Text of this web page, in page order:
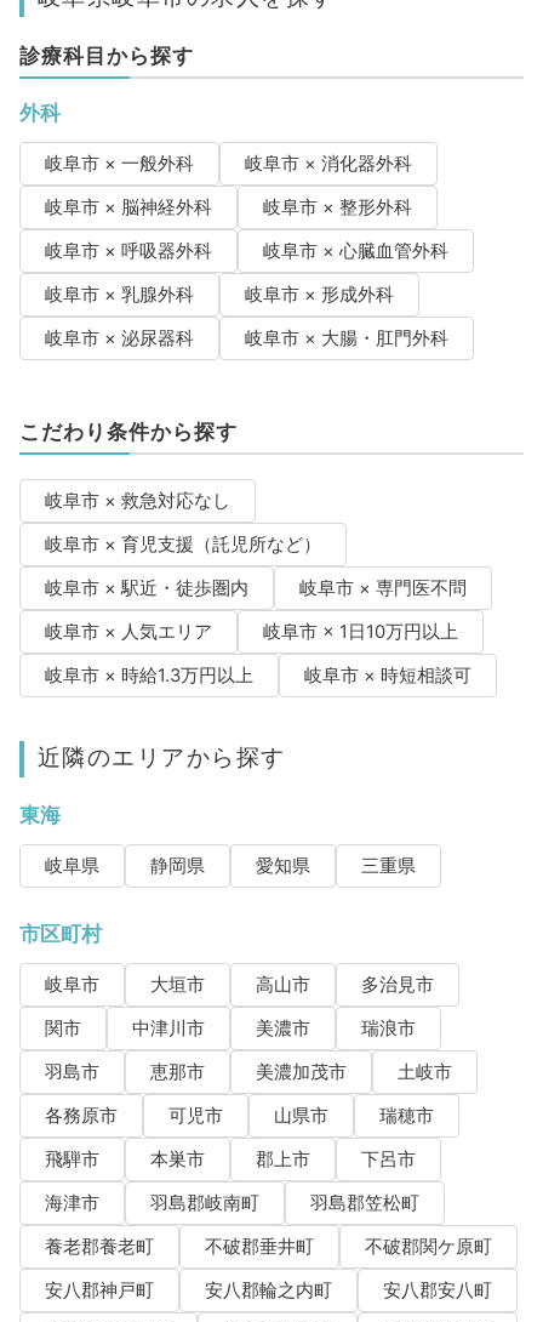
診療科目から探す
外科
岐阜市 × 一般外科
岐阜市 × 消化器外科
岐阜市 × 脳神経外科
岐阜市 × 整形外科
岐阜市 × 呼吸器外科
岐阜市 × 心臓血管外科
岐阜市 × 乳腺外科
岐阜市 × 形成外科
岐阜市 × 泌尿器科
岐阜市 × 大腸・肛門外科
こだわり条件から探す
岐阜市 × 救急対応なし
岐阜市 × 育児支援（託児所など）
岐阜市 × 駅近・徒歩圏内
岐阜市 × 専門医不問
岐阜市 × 人気エリア
岐阜市 × 1日10万円以上
岐阜市 × 時給1.3万円以上
岐阜市 × 時短相談可
近隣のエリアから探す
東海
岐阜県 静岡県 愛知県 三重県
市区町村
岐阜市 大垣市 高山市
多治見市
関市
中津川市 美濃市
瑞浪市
羽島市
恵那市 美濃加茂市
土岐市
各務原市
可児市 山県市
瑞穂市
飛騨市
本巣市 郡上市
下呂市
海津市
羽島郡岐南町
羽島郡笠松町
養老郡養老町
不破郡垂井町
不破郡関ケ原町
安八郡神戸町
安八郡輪之内町
安八郡安八町